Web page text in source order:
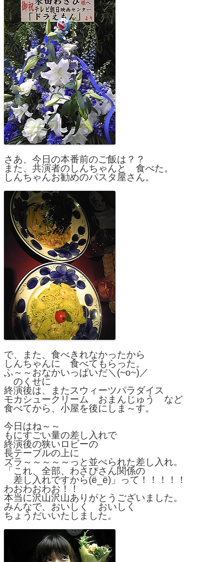
さあ、今日の本番前のご飯は？？
また、共演者のしんちゃんと　食べた。
しんちゃんお勧めのパスタ屋さん。
で、また、食べきれなかったから
しんちゃんに　食べてもらった。
ふ～～おなかいっぱいだ＼(~o~)／
のくせに
終演後は、またスウィーツパラダイス
モカシュークリーム　おまんじゅう　など
食べてから、小屋を後にしま～す。
今日はね～～
もにすごい量の差し入れで
終演後の狭いロビーの
長テーブルの上に
ズラ～～～～～っと並べられた差し入れ。
「これ、全部、わさびさん関係の
差し入れですから(ё_ё)」って！！！！！
わおわおわお！！
本当に沢山沢山ありがとうございました。
みんなで、おいしく　おいしく
ちょうだいいたしました。